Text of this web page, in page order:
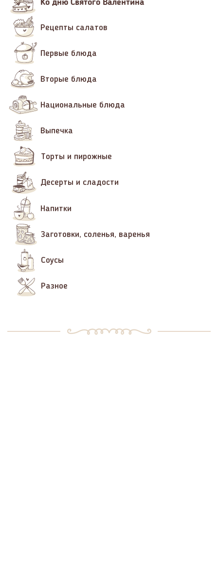
Рецепты салатов
Первые блюда
Вторые блюда
Национальные блюда
Выпечка
Торты и пирожные
Десерты и сладости
Напитки
Заготовки, соленья, варенья
Соусы
Разное